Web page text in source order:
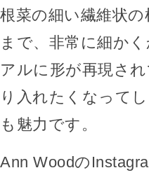
根菜の細い繊維状
まで、非常に細か
アルに形が再現さ
り入れたくなって
も魅力です。
Ann Woodの